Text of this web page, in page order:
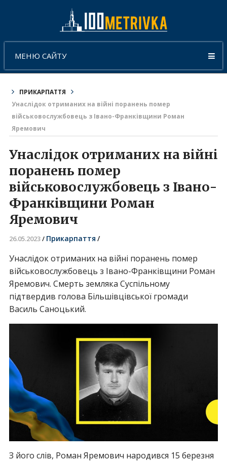
МЕНЮ САЙТУ
ПРИКАРПАТТЯ
Унаслідок отриманих на війні поранень помер
військовослужбовець з Івано-Франківщини Роман
Яремович
Унаслідок отриманих на війні
поранень помер
військовослужбовець з Івано-
Франківщини Роман
Яремович
26.05.2023/ Прикарпаття /
Унаслідок отриманих на війні поранень помер
військовослужбовець з Івано-Франківщини Роман
Яремович. Смерть земляка Суспільному
підтвердив голова Більшівцівської громади
Василь Саноцький.
З його слів, Роман Яремович народився 15 березня